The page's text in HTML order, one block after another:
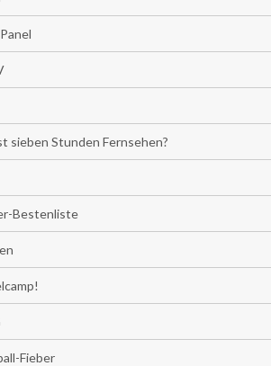
sieben Stunden Fernsehen?
Bestenliste
Fieber